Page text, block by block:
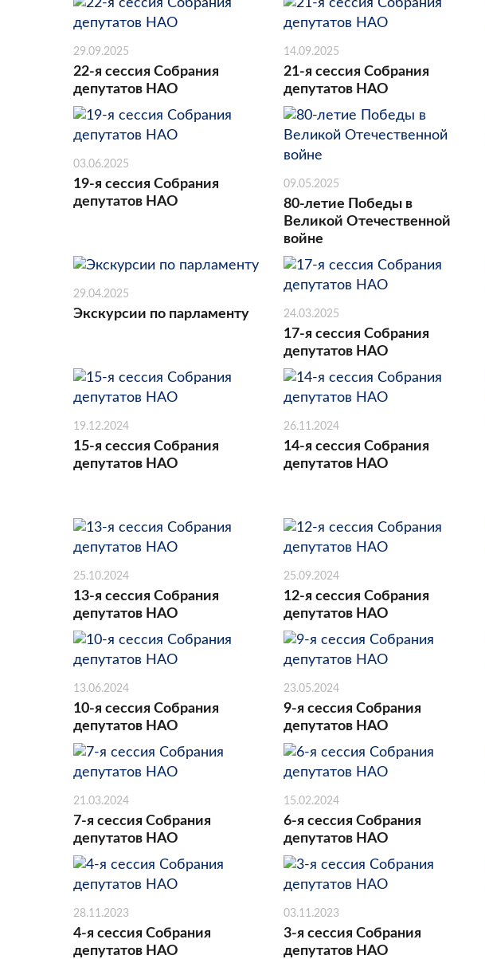
29.09.2025
22-я сессия Собрания
депутатов НАО
14.09.2025
21-я сессия Собрания
депутатов НАО
03.06.2025
19-я сессия Собрания
депутатов НАО
09.05.2025
80-летие Победы в
Великой Отечественной
войне
29.04.2025
Экскурсии по парламенту 24.03.2025
17-я сессия Собрания
депутатов НАО
19.12.2024
15-я сессия Собрания
депутатов НАО
26.11.2024
14-я сессия Собрания
депутатов НАО
25.10.2024
13-я сессия Собрания
депутатов НАО
25.09.2024
12-я сессия Собрания
депутатов НАО
13.06.2024
10-я сессия Собрания
депутатов НАО
23.05.2024
9-я сессия Собрания
депутатов НАО
21.03.2024
7-я сессия Собрания
депутатов НАО
15.02.2024
6-я сессия Собрания
депутатов НАО
28.11.2023
4-я сессия Собрания
депутатов НАО
03.11.2023
3-я сессия Собрания
депутатов НАО